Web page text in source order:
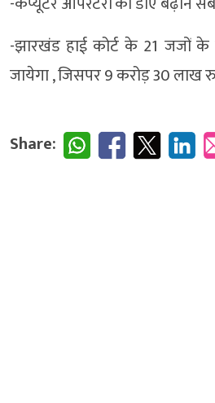
-झारखंड हाई कोर्ट के 21 जजों के
जायेगा , जिसपर 9 करोड़ 30 लाख
Share: